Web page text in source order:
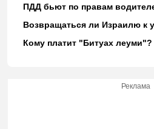
ПДД бьют по правам
Возвращаться ли Израилю к
Кому платит "Битуах леуми"?
Реклама